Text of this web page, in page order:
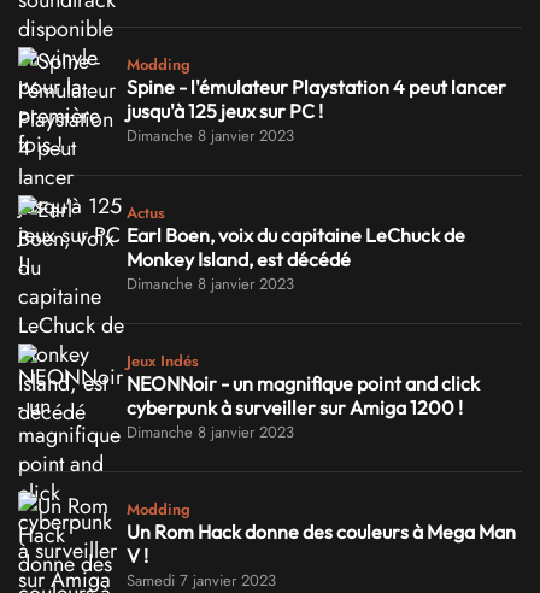
Modding
Spine - l'émulateur Playstation 4 peut lancer
jusqu'à 125 jeux sur PC !
Dimanche 8 janvier 2023
Actus
Earl Boen, voix du capitaine LeChuck de
Monkey Island, est décédé
Dimanche 8 janvier 2023
Jeux Indés
NEONNoir - un magnifique point and click
cyberpunk à surveiller sur Amiga 1200 !
Dimanche 8 janvier 2023
Modding
Un Rom Hack donne des couleurs à Mega Man
V !
Samedi 7 janvier 2023